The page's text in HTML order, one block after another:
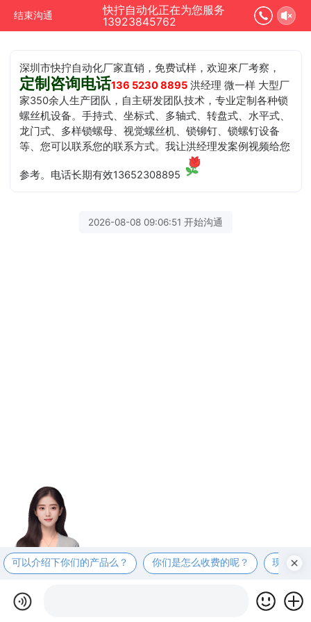
结束沟通
快拧自动化正在为您服务
13923845762
深圳市快拧自动化厂家直销，免费试样，欢迎來厂考察，
定制咨询电话136 5230 8895 洪经理 微一样 大型厂
家350余人生产团队，自主研发团队技术，专业定制各种锁
螺丝机设备。手持式、坐标式、多轴式、转盘式、水平式、
龙门式、多样锁螺母、视觉螺丝机、锁铆钉、锁螺钉设备
等、您可以联系您的联系方式。我让洪经理发案例视频给您
参考。电话长期有效13652308895
2026-08-08 09:06:51 开始沟通
可以介绍下你们的产品么？ 你们是怎么收费的呢？ 现在有